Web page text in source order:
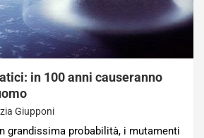
in 100 anni causeranno
Giupponi
grandissima probabilità, i mutamenti